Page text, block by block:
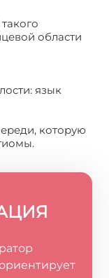
области
язык
которую